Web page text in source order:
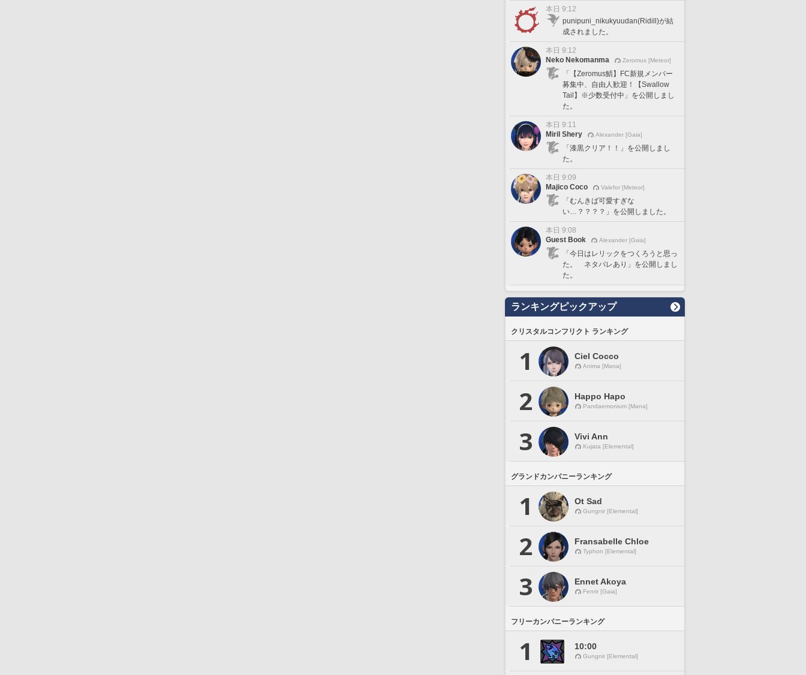
本日 9:12
punipuni_nikukyuudan(Ridill)が結
成されました。
本日 9:12
Neko Nekomanma
Zeromus [Meteor]
「【Zeromus鯖】FC新規メンバー
募集中、自由人歓迎！【Swallow
Tail】※少数受付中」を公開しまし
た。
本日 9:11
Miril Shery
Alexander [Gaia]
「漆黒クリア！！」を公開しまし
た。
本日 9:09
Majico Coco
Valefor [Meteor]
「むんきば可愛すぎな
い…？？？？」を公開しました。
本日 9:08
Guest Book
Alexander [Gaia]
「今日はレリックをつくろうと思っ
た。 ネタバレあり」を公開しまし
た。
ランキングピックアップ
クリスタルコンフリクト ランキング
1 Ciel Cocco
Anima [Mana]
2 Happo Hapo
Pandaemonium [Mana]
3 Vivi Ann
Kujata [Elemental]
グランドカンパニーランキング
1 Ot Sad
Gungnir [Elemental]
2 Fransabelle Chloe
Typhon [Elemental]
3 Ennet Akoya
Fenrir [Gaia]
フリーカンパニーランキング
1 10:00
Gungnir [Elemental]